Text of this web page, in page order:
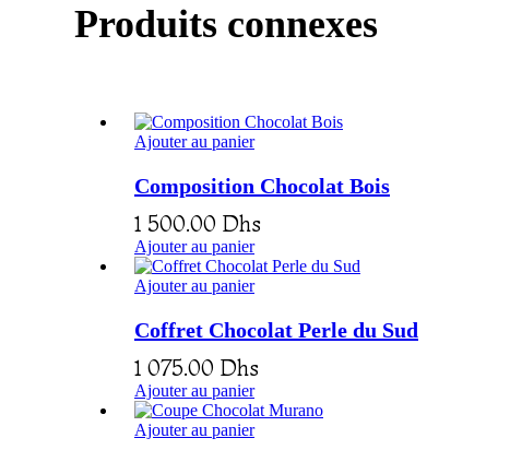
Produits connexes
Ajouter au panier
Composition Chocolat Bois
1 500.00 Dhs
Ajouter au panier
Ajouter au panier
Coffret Chocolat Perle du Sud
1 075.00 Dhs
Ajouter au panier
Ajouter au panier